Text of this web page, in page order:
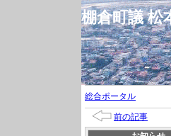
棚倉町議
総合ポータル
前の記事